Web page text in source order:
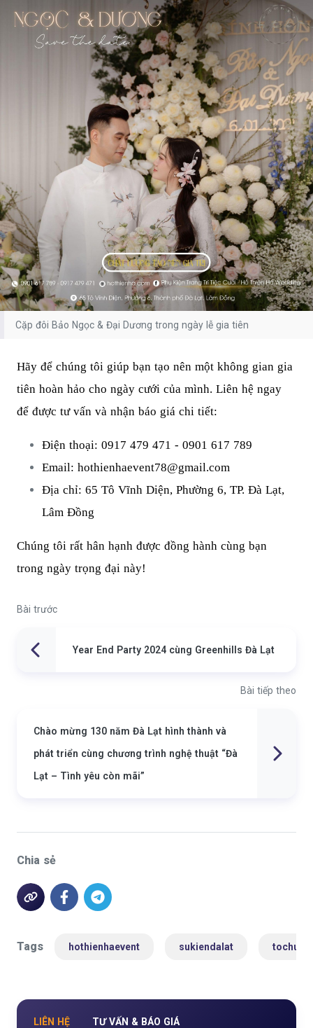
Cặp đôi Bảo Ngọc & Đại Dương trong ngày lễ gia tiên
Hãy để chúng tôi giúp bạn tạo nên một không gian gia
tiên hoàn hảo cho ngày cưới của mình. Liên hệ ngay
để được tư vấn và nhận báo giá chi tiết:
Điện thoại: 0917 479 471 - 0901 617 789
Email: hothienhaevent78@gmail.com
Địa chỉ: 65 Tô Vĩnh Diện, Phường 6, TP. Đà Lạt,
Lâm Đồng
Chúng tôi rất hân hạnh được đồng hành cùng bạn
trong ngày trọng đại này!
Bài trước
Year End Party 2024 cùng Greenhills Đà Lạt
Bài tiếp theo
Chào mừng 130 năm Đà Lạt hình thành và
phát triển cùng chương trình nghệ thuật “Đà
Lạt – Tình yêu còn mãi”
Chia sẻ
Tags hothienhaevent sukiendalat
LIÊN HỆ TƯ VẤN & BÁO GIÁ